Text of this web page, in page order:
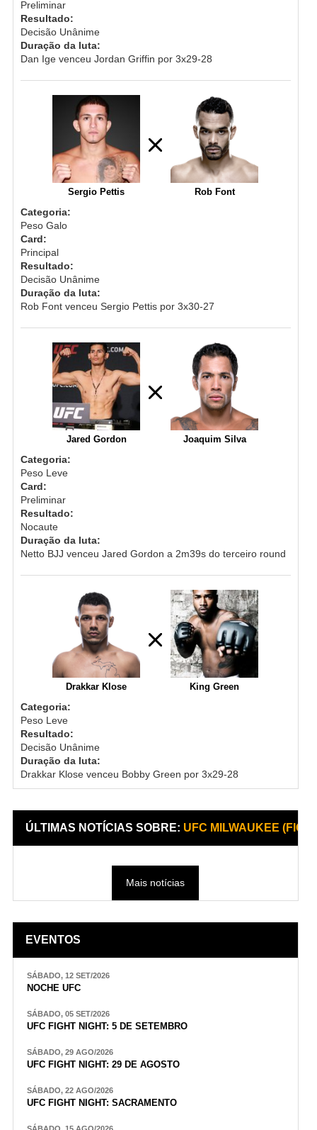
Preliminar
Resultado:
Decisão Unânime
Duração da luta:
Dan Ige venceu Jordan Griffin por 3x29-28
Sergio Pettis Rob Font
Categoria:
Peso Galo
Card:
Principal
Resultado:
Decisão Unânime
Duração da luta:
Rob Font venceu Sergio Pettis por 3x30-27
Jared Gordon Joaquim Silva
Categoria:
Peso Leve
Card:
Preliminar
Resultado:
Nocaute
Duração da luta:
Netto BJJ venceu Jared Gordon a 2m39s do terceiro round
Drakkar Klose King Green
Categoria:
Peso Leve
Resultado:
Decisão Unânime
Duração da luta:
Drakkar Klose venceu Bobby Green por 3x29-28
ÚLTIMAS NOTÍCIAS SOBRE: UFC MILWAUKEE
Mais notícias
EVENTOS
SÁBADO, 12 SET/2026
NOCHE UFC
SÁBADO, 05 SET/2026
UFC FIGHT NIGHT: 5 DE SETEMBRO
SÁBADO, 29 AGO/2026
UFC FIGHT NIGHT: 29 DE AGOSTO
SÁBADO, 22 AGO/2026
UFC FIGHT NIGHT: SACRAMENTO